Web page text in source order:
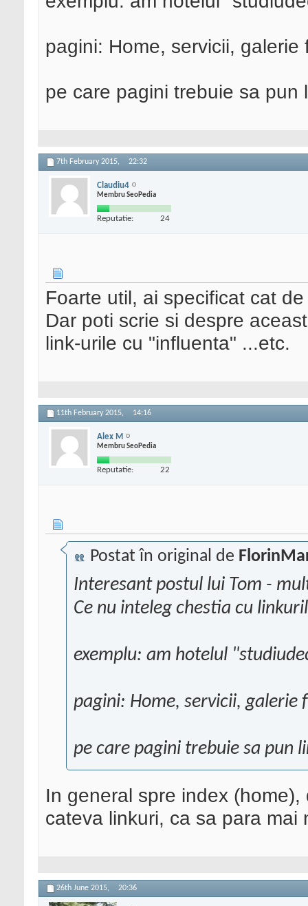
pagini: Home, servicii,
pe care pagini trebuie sa pun
7th February 2015, 22:32
Claudiu4
Membru SeoPedia
Reputatie: 24
Foarte util, ai specificat cat
Dar poti scrie si despre
link-urile cu "influenta" ...etc.
11th February 2015, 14:16
Alex M
Membru SeoPedia
Reputatie: 22
Postat în original de
Interesant postul lui Tom -
Ce nu inteleg chestia cu
exemplu: am hotelul
pagini: Home, servicii, galerie
pe care pagini trebuie sa pun
In general spre index
cateva linkuri, ca sa para mai
26th June 2015, 20:36